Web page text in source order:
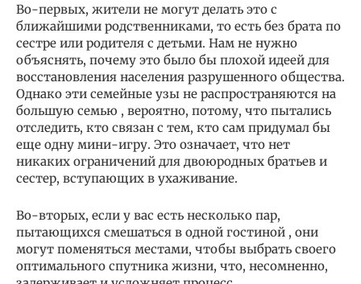
Во-первых, жители не могут делать это с
ближайшими родственниками, то есть без брата по
сестре или родителя с детьми. Нам не нужно
объяснять, почему это было бы плохой идеей для
восстановления населения разрушенного общества.
Однако эти семейные узы не распространяются на
большую семью , вероятно, потому, что пытались
отследить, кто связан с тем, кто сам придумал бы
еще одну мини-игру. Это означает, что нет
никаких ограничений для двоюродных братьев и
сестер, вступающих в ухаживание.
Во-вторых, если у вас есть несколько пар,
пытающихся смешаться в одной гостиной , они
могут поменяться местами, чтобы выбрать своего
оптимального спутника жизни, что, несомненно,